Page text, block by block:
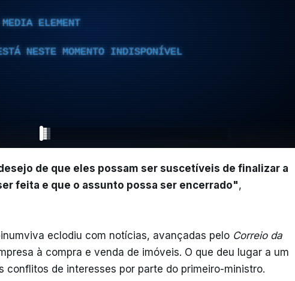
ELEMENT
NESTE MOMENTO INDISPONÍVEL
de que eles possam ser suscetíveis de finalizar a
feita e que o assunto possa ser encerrado",
eclodiu com notícias, avançadas pelo Correio da
à compra e venda de imóveis. O que deu lugar a um
conflitos de interesses por parte do primeiro-ministro.